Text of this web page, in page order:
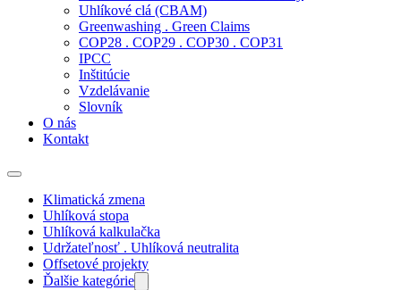
Uhlíkové clá (CBAM)
Greenwashing . Green Claims
COP28 . COP29 . COP30 . COP31
IPCC
Inštitúcie
Vzdelávanie
Slovník
O nás
Kontakt
Klimatická zmena
Uhlíková stopa
Uhlíková kalkulačka
Udržateľnosť . Uhlíková neutralita
Offsetové projekty
Ďalšie kategórie